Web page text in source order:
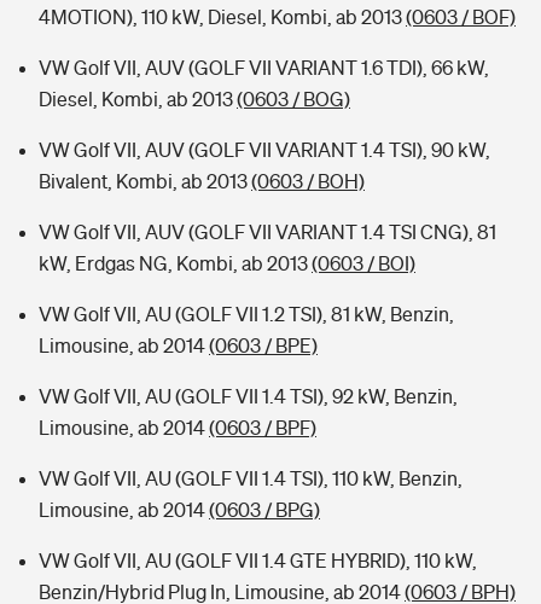
4MOTION), 110 kW, Diesel, Kombi, ab 2013(0603 / BOF)
VW Golf VII, AUV (GOLF VII VARIANT 1.6 TDI), 66 kW,
Diesel, Kombi, ab 2013(0603 / BOG)
VW Golf VII, AUV (GOLF VII VARIANT 1.4 TSI), 90 kW,
Bivalent, Kombi, ab 2013(0603 / BOH)
VW Golf VII, AUV (GOLF VII VARIANT 1.4 TSI CNG), 81
kW, Erdgas NG, Kombi, ab 2013(0603 / BOI)
VW Golf VII, AU (GOLF VII 1.2 TSI), 81 kW, Benzin,
Limousine, ab 2014(0603 / BPE)
VW Golf VII, AU (GOLF VII 1.4 TSI), 92 kW, Benzin,
Limousine, ab 2014(0603 / BPF)
VW Golf VII, AU (GOLF VII 1.4 TSI), 110 kW, Benzin,
Limousine, ab 2014(0603 / BPG)
VW Golf VII, AU (GOLF VII 1.4 GTE HYBRID), 110 kW,
Benzin/Hybrid Plug In, Limousine, ab 2014(0603 / BPH)